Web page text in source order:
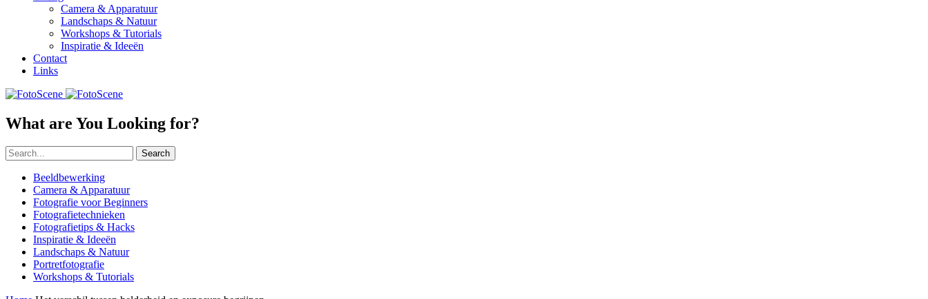
Camera & Apparatuur
Landschaps & Natuur
Workshops & Tutorials
Inspiratie & Ideeën
Contact
Links
What are You Looking for?
Search
Beeldbewerking
Camera & Apparatuur
Fotografie voor Beginners
Fotografietechnieken
Fotografietips & Hacks
Inspiratie & Ideeën
Landschaps & Natuur
Portretfotografie
Workshops & Tutorials